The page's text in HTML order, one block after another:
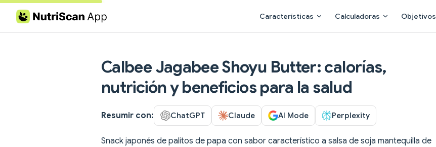
Skip to content Características Calculadoras Objetivos
Calbee Jagabee Shoyu Butter: calorías,
nutrición y beneficios para la salud
Resumir con: ChatGPT Claude AI Mode Perplexity
Snack japonés de palitos de papa con sabor característico a salsa de soja mantequilla de